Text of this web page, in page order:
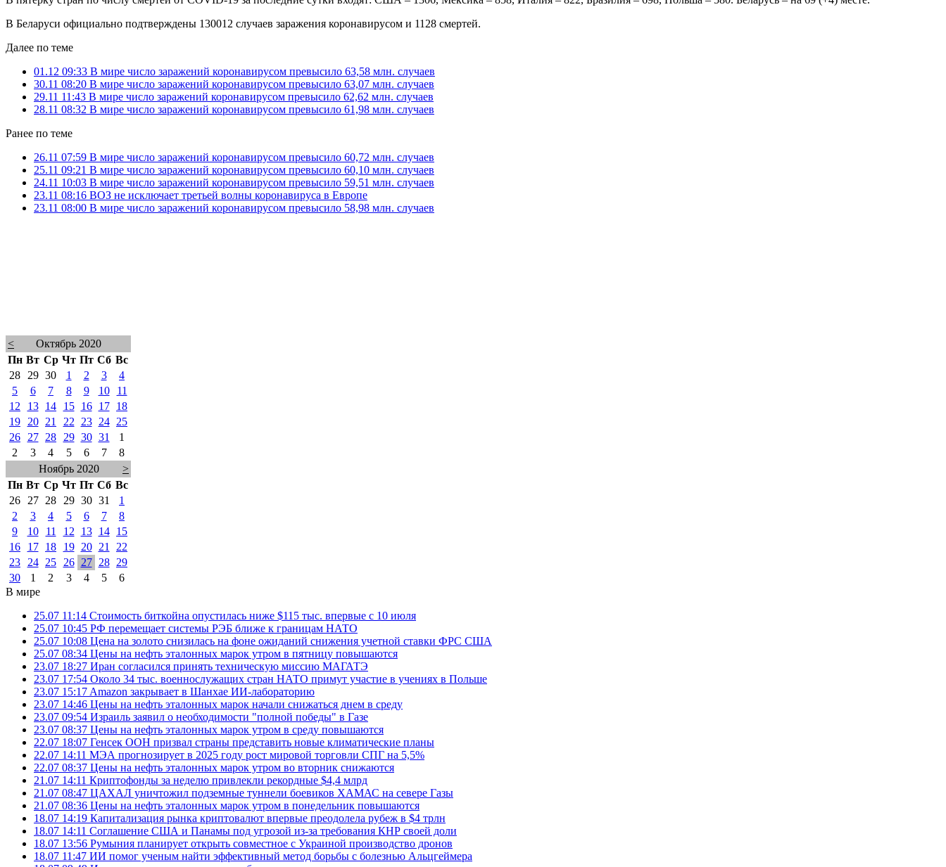
В Беларуси официально подтверждены 130012 случаев заражения коронавирусом и 1128 смертей.
Далее по теме
01.12 09:33 В мире число заражений коронавирусом превысило 63,58 млн. случаев
30.11 08:20 В мире число заражений коронавирусом превысило 63,07 млн. случаев
29.11 11:43 В мире число заражений коронавирусом превысило 62,62 млн. случаев
28.11 08:32 В мире число заражений коронавирусом превысило 61,98 млн. случаев
Ранее по теме
26.11 07:59 В мире число заражений коронавирусом превысило 60,72 млн. случаев
25.11 09:21 В мире число заражений коронавирусом превысило 60,10 млн. случаев
24.11 10:03 В мире число заражений коронавирусом превысило 59,51 млн. случаев
23.11 08:16 ВОЗ не исключает третьей волны коронавируса в Европе
23.11 08:00 В мире число заражений коронавирусом превысило 58,98 млн. случаев
<
Октябрь 2020
Пн Вт Ср Чт Пт Сб Вс
28
29 30 1 2 3
4
5
6 7 8 9 10
11
12
13 14 15 16 17
18
19
20 21 22 23 24
25
26
27 28 29 30 31
1
2
3 4 5 6 7
8
Ноябрь 2020
>
Пн Вт Ср Чт Пт Сб Вс
26
27 28 29 30 31
1
2
3 4 5 6 7
8
9
10 11 12 13 14
15
16
17 18 19 20 21
22
23
24 25 26 27 28
29
30
1 2 3 4 5
6
В мире
25.07 11:14 Стоимость биткойна опустилась ниже $115 тыс. впервые с 10 июля
25.07 10:45 РФ перемещает системы РЭБ ближе к границам НАТО
25.07 10:08 Цена на золото снизилась на фоне ожиданий снижения учетной ставки ФРС США
25.07 08:34 Цены на нефть эталонных марок утром в пятницу повышаются
23.07 18:27 Иран согласился принять техническую миссию МАГАТЭ
23.07 17:54 Около 34 тыс. военнослужащих стран НАТО примут участие в учениях в Польше
23.07 15:17 Amazon закрывает в Шанхае ИИ-лабораторию
23.07 14:46 Цены на нефть эталонных марок начали снижаться днем в среду
23.07 09:54 Израиль заявил о необходимости "полной победы" в Газе
23.07 08:37 Цены на нефть эталонных марок утром в среду повышаются
22.07 18:07 Генсек ООН призвал страны представить новые климатические планы
22.07 14:11 МЭА прогнозирует в 2025 году рост мировой торговли СПГ на 5,5%
22.07 08:37 Цены на нефть эталонных марок утром во вторник снижаются
21.07 14:11 Криптофонды за неделю привлекли рекордные $4,4 млрд
21.07 08:47 ЦАХАЛ уничтожил подземные туннели боевиков ХАМАС на севере Газы
21.07 08:36 Цены на нефть эталонных марок утром в понедельник повышаются
18.07 14:19 Капитализация рынка криптовалют впервые преодолела рубеж в $4 трлн
18.07 14:11 Соглашение США и Панамы под угрозой из-за требования КНР своей доли
18.07 13:56 Румыния планирует открыть совместное с Украиной производство дронов
18.07 11:47 ИИ помог ученым найти эффективный метод борьбы с болезнью Альцгеймера